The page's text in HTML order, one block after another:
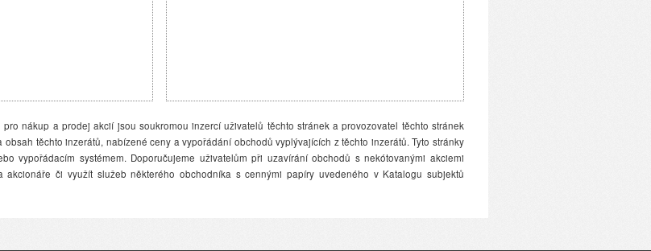
pro nákup a prodej akcií jsou soukromou inzercí uživatelů těchto stránek a provozovatel těchto stránek
těchto inzerátů, nabízené ceny a vypořádání obchodů vyplývajících z těchto inzerátů. Tyto stránky
vypořádacím systémem. Doporučujeme uživatelům při uzavírání obchodů s nekótovanými akciemi
akcionáře či využít služeb některého obchodníka s cennými papíry uvedeného v Katalogu subjektů